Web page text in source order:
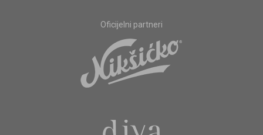
Oficijelni partneri